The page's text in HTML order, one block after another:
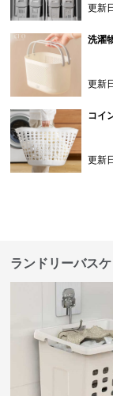
更新
洗濯
更新
コイ
更新
ランドリーバス